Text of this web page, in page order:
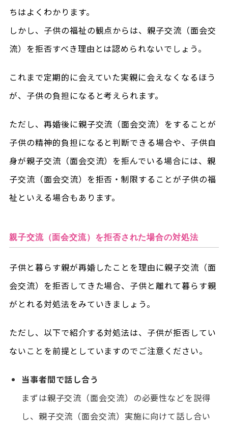
ちはよくわかります。
しかし、子供の福祉の観点からは、親子交流（面会交
流）を拒否すべき理由とは認められないでしょう。
これまで定期的に会えていた実親に会えなくなるほう
が、子供の負担になると考えられます。
ただし、再婚後に親子交流（面会交流）をすることが
子供の精神的負担になると判断できる場合や、子供自
身が親子交流（面会交流）を拒んでいる場合には、親
子交流（面会交流）を拒否・制限することが子供の福
祉といえる場合もあります。
親子交流（面会交流）を拒否された場合の対処法
子供と暮らす親が再婚したことを理由に親子交流（面
会交流）を拒否してきた場合、子供と離れて暮らす親
がとれる対処法をみていきましょう。
ただし、以下で紹介する対処法は、子供が拒否してい
ないことを前提としていますのでご注意ください。
当事者間で話し合う
まずは親子交流（面会交流）の必要性などを説得
し、親子交流（面会交流）実施に向けて話し合い